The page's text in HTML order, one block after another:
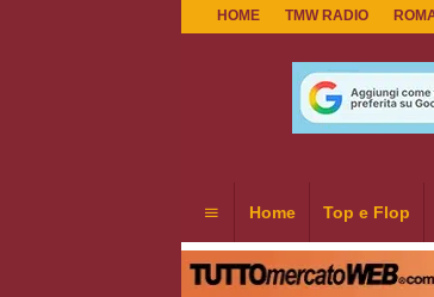
HOME TMW RADIO
Home Top e Flop